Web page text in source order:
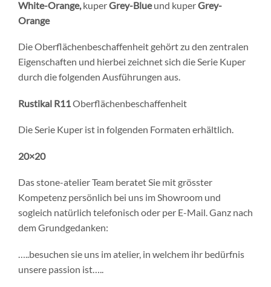
White-Orange, kuperGrey-Blueund kuperGrey-
Orange
Die Oberflächenbeschaffenheit gehört zu den zentralen
Eigenschaften und hierbei zeichnet sich die Serie Kuper
durch die folgenden Ausführungen aus.
Rustikal R11 Oberflächenbeschaffenheit
Die Serie Kuper ist in folgenden Formaten erhältlich.
20×20
Das stone-atelier Team beratet Sie mit grösster
Kompetenz persönlich bei uns im Showroom und
sogleich natürlich telefonisch oder per E-Mail. Ganz nach
dem Grundgedanken:
…..besuchen sie uns im atelier, in welchem ihr bedürfnis
unsere passion ist…..